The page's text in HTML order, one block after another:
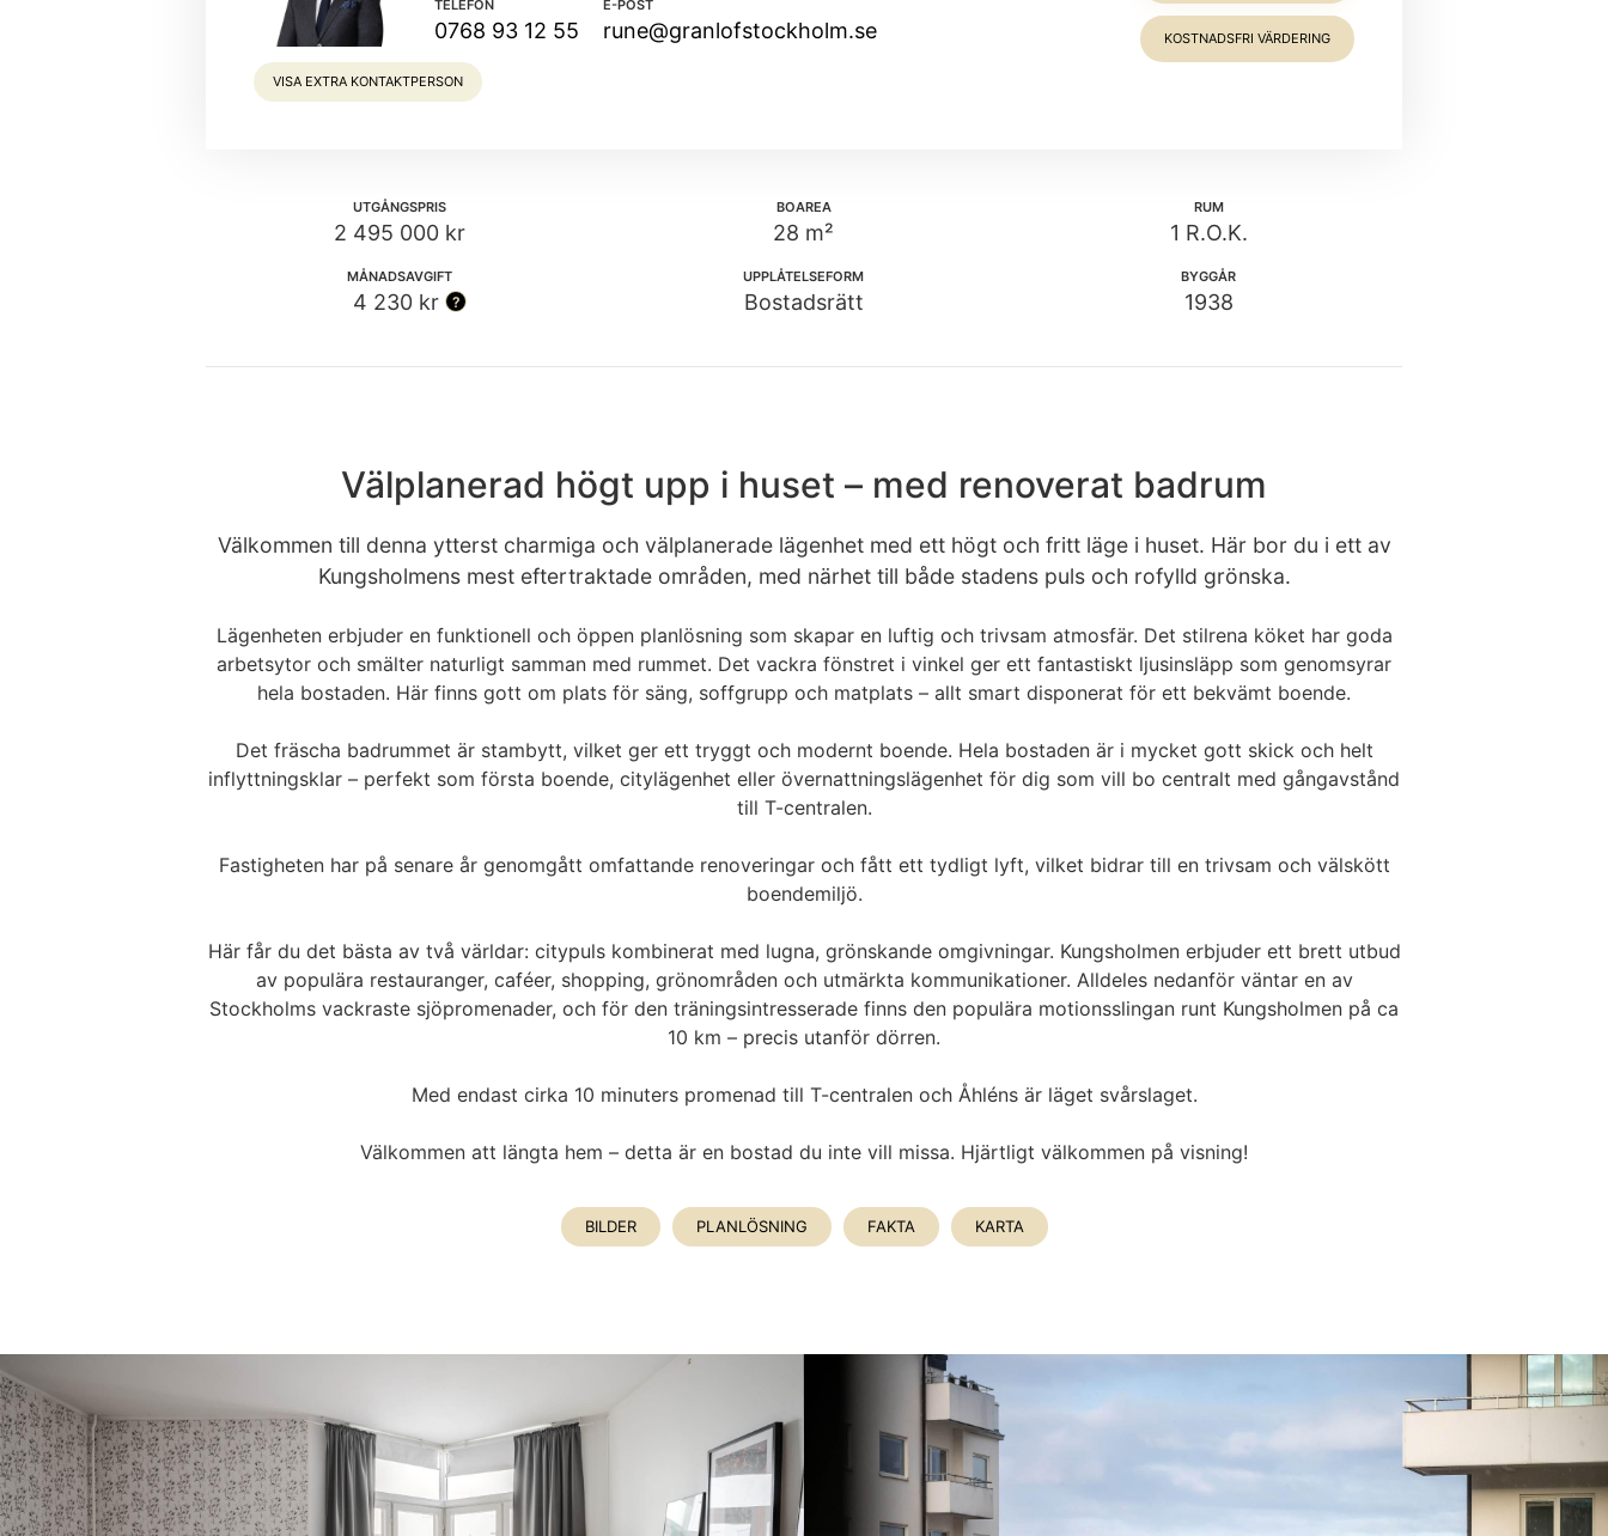
TELEFON
0768 93 12 55
E-POST
rune@granlofstockholm.se KOSTNADSFRI VÄRDERING
VISA EXTRA KONTAKTPERSON
UTGÅNGSPRIS
2 495 000 kr
BOAREA
28 m²
RUM
1 R.O.K.
MÅNADSAVGIFT
4 230 kr
UPPLÅTELSEFORM
Bostadsrätt
BYGGÅR
1938
Välplanerad högt upp i huset – med renoverat badrum
Välkommen till denna ytterst charmiga och välplanerade lägenhet med ett högt och fritt läge i huset. Här bor du i ett av
Kungsholmens mest eftertraktade områden, med närhet till både stadens puls och rofylld grönska.
Lägenheten erbjuder en funktionell och öppen planlösning som skapar en luftig och trivsam atmosfär. Det stilrena köket har goda
arbetsytor och smälter naturligt samman med rummet. Det vackra fönstret i vinkel ger ett fantastiskt ljusinsläpp som genomsyrar
hela bostaden. Här finns gott om plats för säng, soffgrupp och matplats – allt smart disponerat för ett bekvämt boende.
Det fräscha badrummet är stambytt, vilket ger ett tryggt och modernt boende. Hela bostaden är i mycket gott skick och helt
inflyttningsklar – perfekt som första boende, citylägenhet eller övernattningslägenhet för dig som vill bo centralt med gångavstånd
till T-centralen.
Fastigheten har på senare år genomgått omfattande renoveringar och fått ett tydligt lyft, vilket bidrar till en trivsam och välskött
boendemiljö.
Här får du det bästa av två världar: citypuls kombinerat med lugna, grönskande omgivningar. Kungsholmen erbjuder ett brett utbud
av populära restauranger, caféer, shopping, grönområden och utmärkta kommunikationer. Alldeles nedanför väntar en av
Stockholms vackraste sjöpromenader, och för den träningsintresserade finns den populära motionsslingan runt Kungsholmen på ca
10 km – precis utanför dörren.
Med endast cirka 10 minuters promenad till T-centralen och Åhléns är läget svårslaget.
Välkommen att längta hem – detta är en bostad du inte vill missa. Hjärtligt välkommen på visning!
BILDER PLANLÖSNING FAKTA KARTA